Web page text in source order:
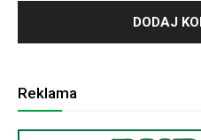
Reklama